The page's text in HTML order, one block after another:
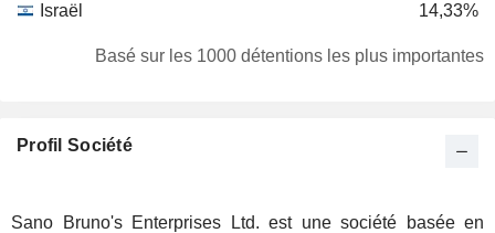
Israël
14,33%
Basé sur les 1000 détentions les plus importantes
Profil Société
Sano Bruno's Enterprises Ltd. est une société basée en